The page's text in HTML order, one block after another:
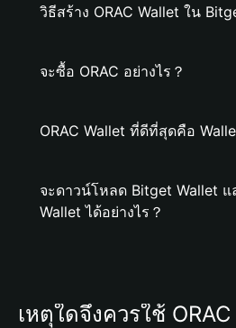
วิธีสร้าง ORAC Wallet ใน
จะซื้อ ORAC อย่างไร？
ORAC Wallet ที่ดีที่สุดคือ
จะดาวน์โหลด Bitget Wallet แ
Wallet ได้อย่างไร？
เหตุใดจึงควรใช้